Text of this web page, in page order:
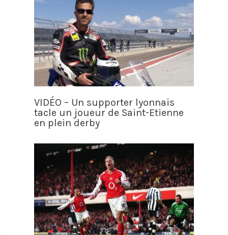
VIDÉO – Un supporter lyonnais
tacle un joueur de Saint-Etienne
en plein derby